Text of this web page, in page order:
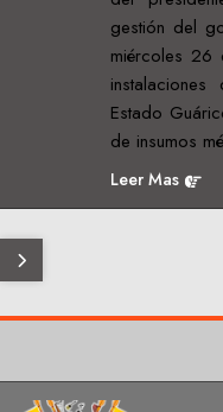
gestión del
miércoles 26
Estado
de insumos
Leer Mas